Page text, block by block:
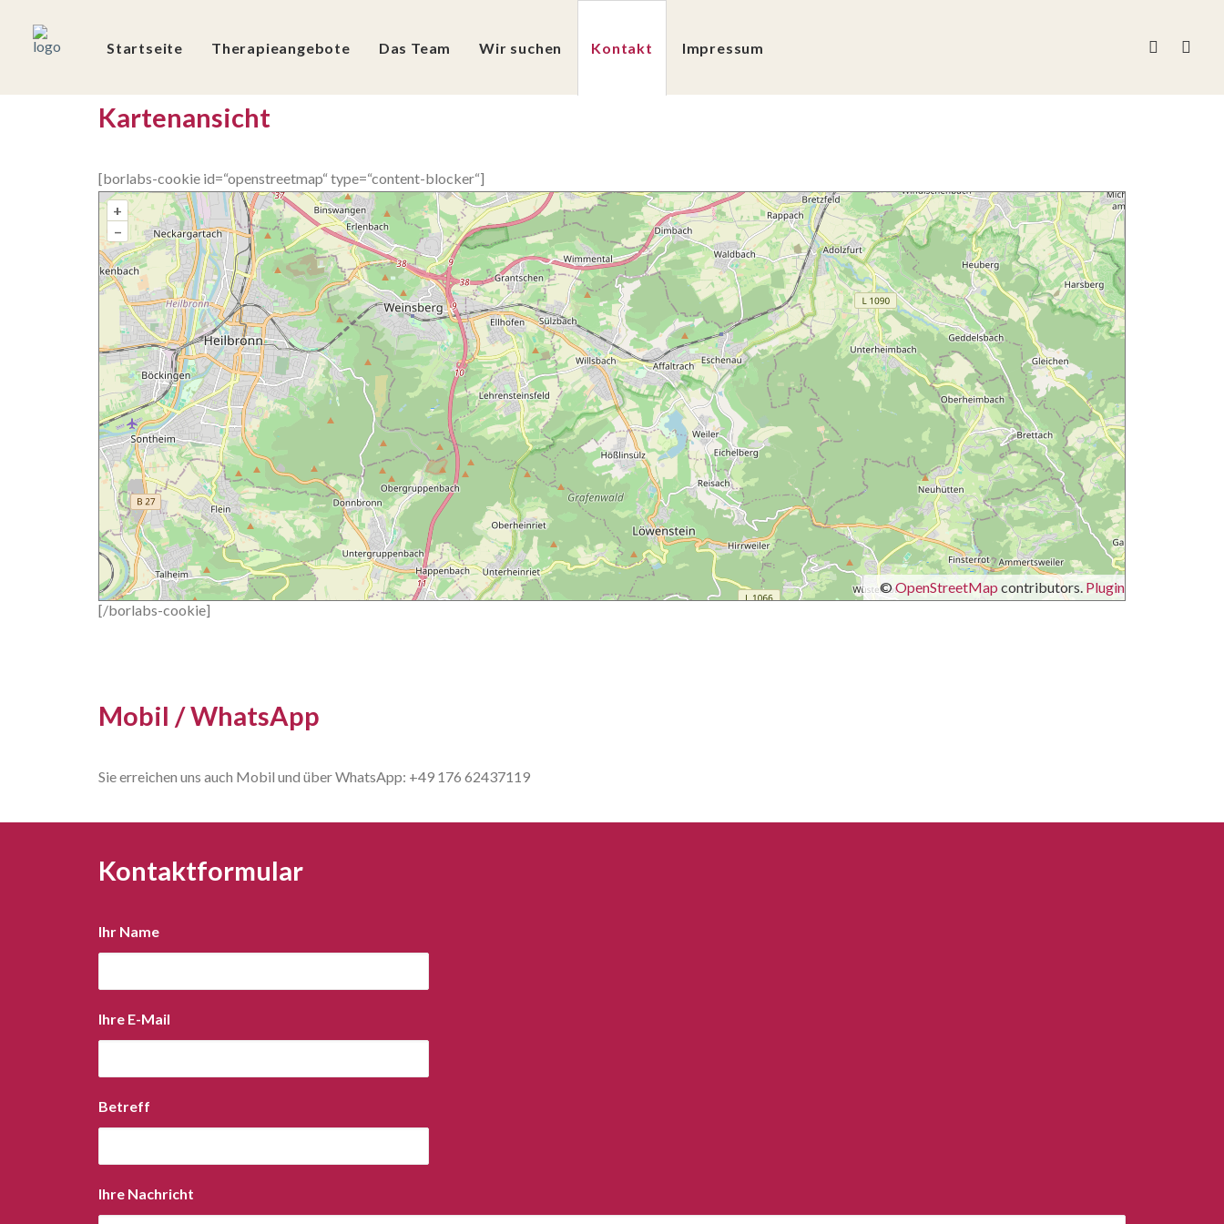
Startseite Therapieangebote Das Team Wir suchen Kontakt Impressum
Kartenansicht
[borlabs-cookie id=“openstreetmap“ type=“content-blocker“]
+
–
©OpenStreetMapcontributors. Plugin
[/borlabs-cookie]
Mobil / WhatsApp
Sie erreichen uns auch Mobil und über WhatsApp: +49 176 62437119
Kontaktformular
Ihr Name
Ihre E-Mail
Betreff
Ihre Nachricht